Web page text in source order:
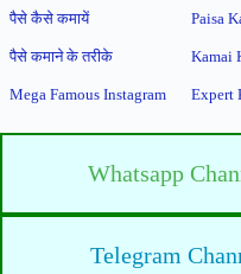
पैसे कैसे कमायें Paisa
पैसे कमाने के तरीके Kamai
Mega Famous Instagram Expert
Whatsapp
Telegram